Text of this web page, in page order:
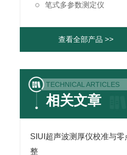
笔式多参数测定仪
查看全部产品 >>
TECHNICAL ARTICLES
相关文章
SIUI超声波测厚仪校准与零
整